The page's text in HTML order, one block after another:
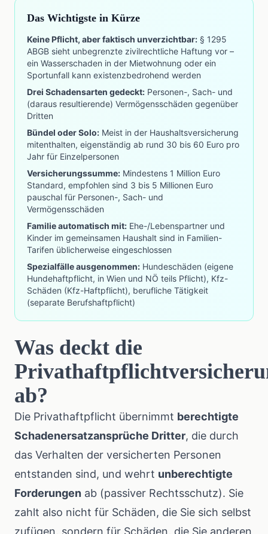
Das Wichtigste in Kürze
Keine Pflicht, aber faktisch unverzichtbar: § 1295
ABGB sieht unbegrenzte zivilrechtliche Haftung vor –
ein Wasserschaden in der Mietwohnung oder ein
Sportunfall kann existenzbedrohend werden
Drei Schadensarten gedeckt: Personen-, Sach- und
(daraus resultierende) Vermögensschäden gegenüber
Dritten
Bündel oder Solo: Meist in der Haushaltsversicherung
mitenthalten, eigenständig ab rund 30 bis 60 Euro pro
Jahr für Einzelpersonen
Versicherungssumme: Mindestens 1 Million Euro
Standard, empfohlen sind 3 bis 5 Millionen Euro
pauschal für Personen-, Sach- und
Vermögensschäden
Familie automatisch mit: Ehe-/Lebenspartner und
Kinder im gemeinsamen Haushalt sind in Familien-
Tarifen üblicherweise eingeschlossen
Spezialfälle ausgenommen: Hundeschäden (eigene
Hundehaftpflicht, in Wien und NÖ teils Pflicht), Kfz-
Schäden (Kfz-Haftpflicht), berufliche Tätigkeit
(separate Berufshaftpflicht)
Was deckt die
ab?
Die Privathaftpflicht übernimmt berechtigte
Schadenersatzansprüche Dritter, die durch
das Verhalten der versicherten Personen
entstanden sind, und wehrt unberechtigte
Forderungen ab (passiver Rechtsschutz). Sie
zahlt also nicht für Schäden, die Sie sich selbst
zufügen, sondern für Schäden, die Sie anderen